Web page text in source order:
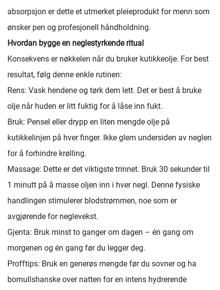
absorpsjon er dette et utmerket pleieprodukt for menn som
ønsker pen og profesjonell håndholdning.
Hvordan bygge en neglestyrkende ritual
Konsekvens er nøkkelen når du bruker kutikkeolje. For best
resultat, følg denne enkle rutinen:
Rens: Vask hendene og tørk dem lett. Det er best å bruke
olje når huden er litt fuktig for å låse inn fukt.
Bruk: Pensel eller drypp en liten mengde olje på
kutikkelinjen på hver finger. Ikke glem undersiden av neglen
for å forhindre krølling.
Massage: Dette er det viktigste trinnet. Bruk 30 sekunder til
1 minutt på å masse oljen inn i hver negl. Denne fysiske
handlingen stimulerer blodstrømmen, noe som er
avgjørende for neglevekst.
Gjenta: Bruk minst to ganger om dagen – én gang om
morgenen og én gang før du legger deg.
Profftips: Bruk en generøs mengde før du sovner og ha
bomullshanske over natten for en intens hydrerende